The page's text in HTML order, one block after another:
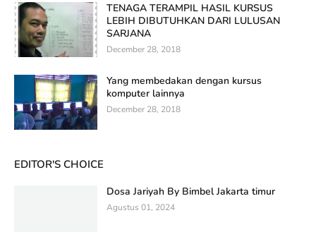
TENAGA TERAMPIL HASIL KURSUS
LEBIH DIBUTUHKAN DARI LULUSAN
SARJANA
December 28, 2018
Yang membedakan dengan kursus
komputer lainnya
December 28, 2018
EDITOR'S CHOICE
Dosa Jariyah By Bimbel Jakarta timur
Agustus 01, 2024